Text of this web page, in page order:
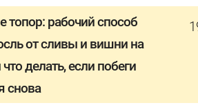
топор: рабочий способ
от сливы и вишни на
делать, если побеги
снова